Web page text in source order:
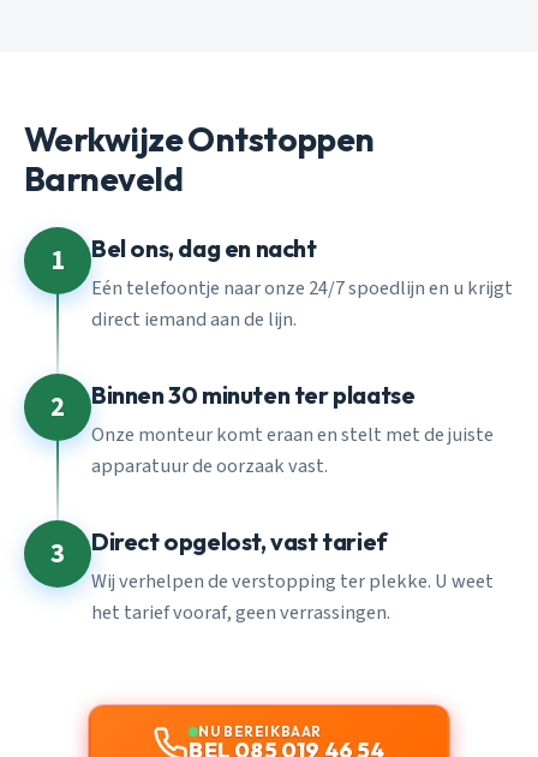
Werkwijze Ontstoppen
Barneveld
1 Bel ons, dag en nacht
Eén telefoontje naar onze 24/7 spoedlijn en u krijgt
direct iemand aan de lijn.
2 Binnen 30 minuten ter plaatse
Onze monteur komt eraan en stelt met de juiste
apparatuur de oorzaak vast.
3 Direct opgelost, vast tarief
Wij verhelpen de verstopping ter plekke. U weet
het tarief vooraf, geen verrassingen.
NU BEREIKBAAR
BEL 085 019 46 54